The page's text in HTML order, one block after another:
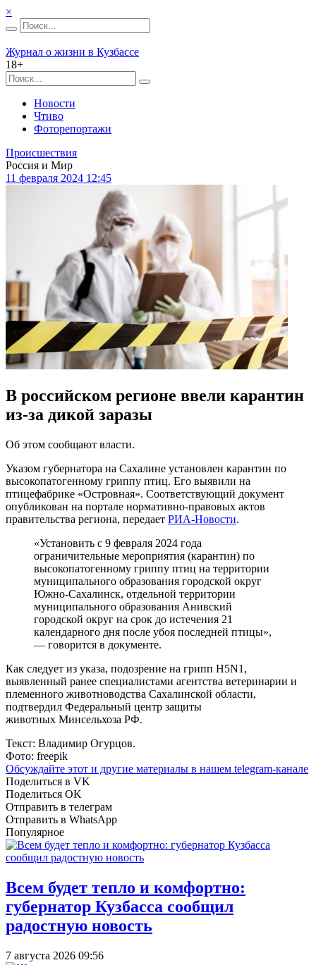
×
Журнал о жизни в Кузбассе
18+
Новости
Чтиво
Фоторепортажи
Происшествия
Россия и Мир
11 февраля 2024 12:45
В российском регионе ввели карантин
из-за дикой заразы
Об этом сообщают власти.
Указом губернатора на Сахалине установлен карантин по
высокопатогенному гриппу птиц. Его выявили на
птицефабрике «Островная». Соответствующий документ
опубликован на портале нормативно-правовых актов
правительства региона, передает РИА-Новости.
«Установить с 9 февраля 2024 года
ограничительные мероприятия (карантин) по
высокопатогенному гриппу птиц на территории
муниципального образования городской округ
Южно-Сахалинск, отдельной территории
муниципального образования Анивский
городской округ на срок до истечения 21
календарного дня после убоя последней птицы»,
— говорится в документе.
Как следует из указа, подозрение на грипп H5N1,
выявленный ранее специалистами агентства ветеринарии и
племенного животноводства Сахалинской области,
подтвердил Федеральный центр защиты
животных Минсельхоза РФ.
Текст: Владимир Огурцов.
Фото: freepik
Обсуждайте этот и другие материалы в нашем telegram-канале
Поделиться в VK
Поделиться OK
Отправить в телеграм
Отправить в WhatsApp
Популярное
Всем будет тепло и комфортно:
губернатор Кузбасса сообщил
радостную новость
7 августа 2026 09:56